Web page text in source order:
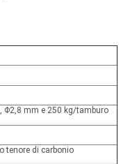
Φ2,8 mm e 250 kg/tamburo
tenore di carbonio